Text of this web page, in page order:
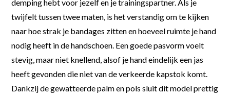
demping hebt voor jezelf en je trainingspartner. Als je
twijfelt tussen twee maten, is het verstandig om te kijken
naar hoe strak je bandages zitten en hoeveel ruimte je hand
nodig heeft in de handschoen. Een goede pasvorm voelt
stevig, maar niet knellend, alsof je hand eindelijk een jas
heeft gevonden die niet van de verkeerde kapstok komt.
Dankzij de gewatteerde palm en pols sluit dit model prettig